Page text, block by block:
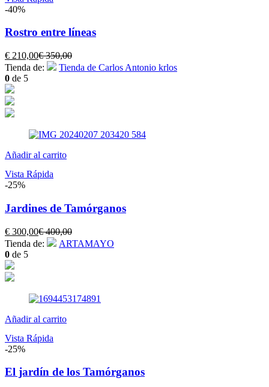
-40%
Rostro entre líneas
€ 210,00El
precio
€350,00El
precio
Tienda de:
Tienda de Carlos Antonio krlos
0 de 5
Añadir al carrito
Vista Rápida
-25%
Jardines de Tamórganos
€ 300,00El
precio
€400,00El
precio
Tienda de:
ARTAMAYO
0 de 5
Añadir al carrito
Vista Rápida
-25%
El jardín de los Tamórganos